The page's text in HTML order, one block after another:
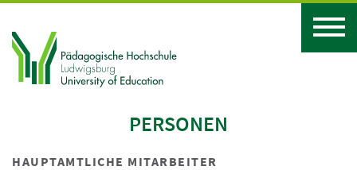
PERSONEN
HAUPTAMTLICHE MITARBEITER